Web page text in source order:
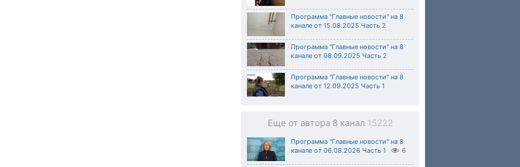
Программа "Главные новости" на 8
канале от 15.08.2025 Часть 2
Программа "Главные новости" на 8
канале от 08.09.2025 Часть 2
Программа "Главные новости" на 8
канале от 12.09.2025 Часть 1
Еще от автора 8 канал 15222
Программа "Главные новости" на 8
канале от 06.08.2026 Часть 1
6